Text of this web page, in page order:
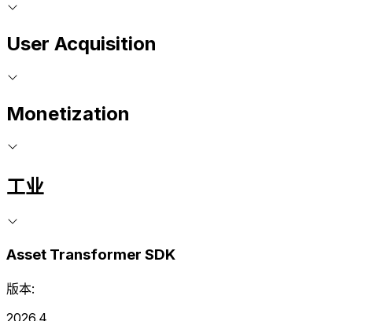
User Acquisition
Monetization
工业
Asset Transformer SDK
版本:
2026.4